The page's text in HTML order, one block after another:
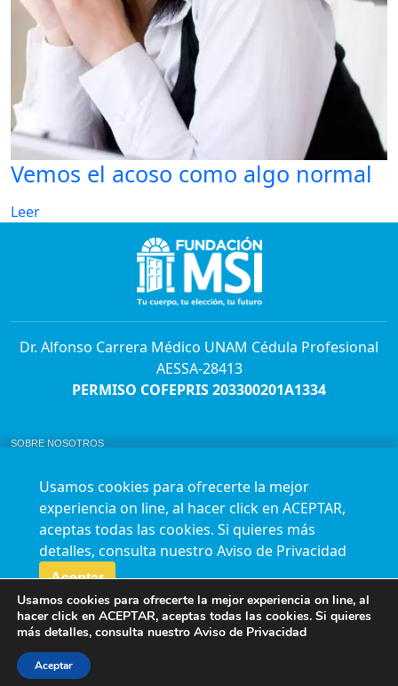
Vemos el acoso como algo normal
Leer
Dr. Alfonso Carrera Médico UNAM Cédula Profesional
AESSA-28413
PERMISO COFEPRIS 203300201A1334
SOBRE NOSOTROS
AVISO DE PRIVACIDAD
Horario de atención para citas e informes:
Lunes a sábado de 7:00am a 9:00pm
Agenda en línea
24/7 aquí
Síguenos en nuestras redes
Usamos cookies para ofrecerte la mejor
experiencia on line, al hacer click en ACEPTAR,
aceptas todas las cookies. Si quieres más
detalles, consulta nuestro Aviso de Privacidad
Aceptar
Usamos cookies para ofrecerte la mejor experiencia on line, al
hacer click en ACEPTAR, aceptas todas las cookies. Si quieres
más detalles, consulta nuestro Aviso de Privacidad
Aceptar